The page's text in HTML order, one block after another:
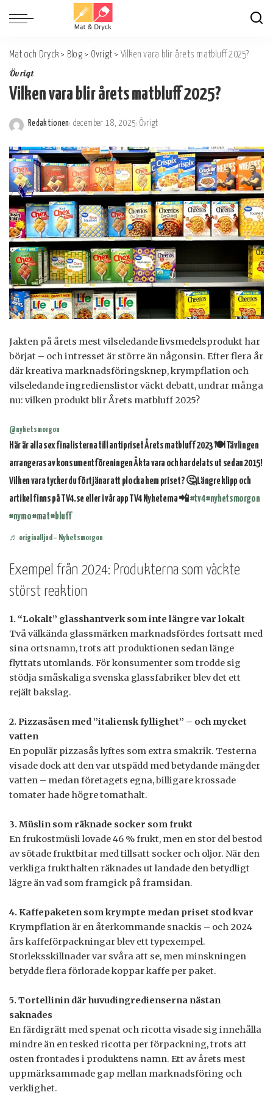
Mat och Dryck > Blog> Övrigt > Vilken vara blir årets matbluff 2025?
Övrigt
Vilken vara blir årets matbluff 2025?
av
Redaktionen december 18, 2025 Övrigt
Jakten på årets mest vilseledande livsmedelsprodukt har
börjat – och intresset är större än någonsin. Efter flera år
där kreativa marknadsföringsknep, krympflation och
vilseledande ingredienslistor väckt debatt, undrar många
nu: vilken produkt blir Årets matbluff 2025?
@nyhetsmorgon
Här är alla sex finalisterna till antipriset Årets matbluff 2023 🍽️ Tävlingen
arrangeras av konsumentföreningen Äkta vara och har delats ut sedan 2015!
Vilken vara tycker du förtjänar att plocka hem priset? 🤔 Längre klipp och
artikel finns på TV4.se eller i vår app TV4 Nyheterna 📲 #tv4#nyhetsmorgon
#nymo#mat#bluff
♬ originalljud – Nyhetsmorgon
Exempel från 2024: Produkterna som väckte
störst reaktion
1. “Lokalt” glasshantverk som inte längre var lokalt
Två välkända glassmärken marknadsfördes fortsatt med
sina ortsnamn, trots att produktionen sedan länge
flyttats utomlands. För konsumenter som trodde sig
stödja småskaliga svenska glassfabriker blev det ett
rejält bakslag.
2. Pizzasåsen med ”italiensk fyllighet” – och mycket
vatten
En populär pizzasås lyftes som extra smakrik. Testerna
visade dock att den var utspädd med betydande mängder
vatten – medan företagets egna, billigare krossade
tomater hade högre tomathalt.
3. Müslin som räknade socker som frukt
En frukostmüsli lovade 46 % frukt, men en stor del bestod
av sötade fruktbitar med tillsatt socker och oljor. När den
verkliga frukthalten räknades ut landade den betydligt
lägre än vad som framgick på framsidan.
4. Kaffepaketen som krympte medan priset stod kvar
Krympflation är en återkommande snackis – och 2024
års kaffeförpackningar blev ett typexempel.
Storleksskillnader var svåra att se, men minskningen
betydde flera förlorade koppar kaffe per paket.
5. Tortellinin där huvudingredienserna nästan
saknades
En färdigrätt med spenat och ricotta visade sig innehålla
mindre än en tesked ricotta per förpackning, trots att
osten frontades i produktens namn. Ett av årets mest
uppmärksammade gap mellan marknadsföring och
verklighet.